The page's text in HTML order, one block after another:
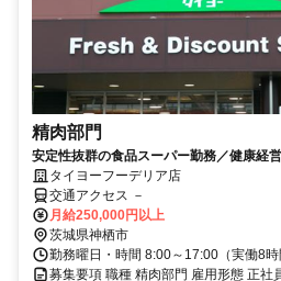
精肉部門
安定性抜群の食品スーパー勤務／健康経
充実／賞与年2回
タイヨーフーデリア店
交通アクセス －
月給250,000円以上
茨城県神栖市
勤務曜日・時間 8:00～17:00（実働8時
募集要項 職種 精肉部門 雇用形態 正社